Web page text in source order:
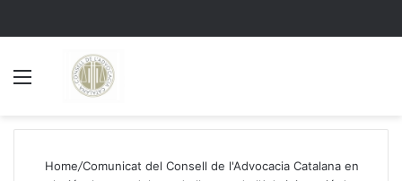
Home/Comunicat del Consell de l'Advocacia Catalana en